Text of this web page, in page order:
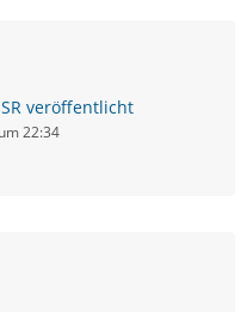
veröffentlicht
22:34